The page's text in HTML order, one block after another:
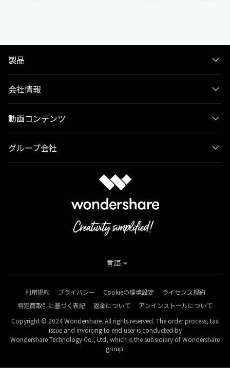
製品
会社情報
動画コンテンツ
グループ会社
利用規約 プライバシー Cookieの環境設定
ライセンス規約
特定商取引に基づく表記
返金について
アンインストールについて
Copyright © 2024 Wondershare. All rights reserved. The order process, tax
issue and invoicing to end user is conducted by
Wondershare Technology Co., Ltd, which is the subsidiary of Wondershare
group.
言語